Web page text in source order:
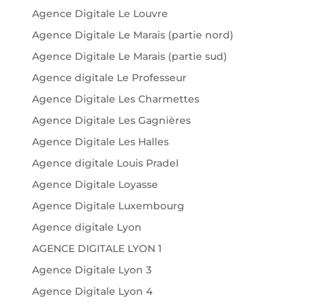
Agence Digitale Le Louvre
Agence Digitale Le Marais (partie nord)
Agence Digitale Le Marais (partie sud)
Agence digitale Le Professeur
Agence Digitale Les Charmettes
Agence Digitale Les Gagnières
Agence Digitale Les Halles
Agence digitale Louis Pradel
Agence Digitale Loyasse
Agence Digitale Luxembourg
Agence digitale Lyon
AGENCE DIGITALE LYON 1
Agence Digitale Lyon 3
Agence Digitale Lyon 4